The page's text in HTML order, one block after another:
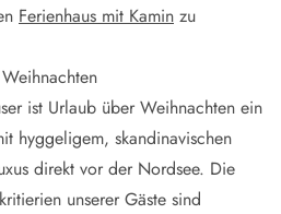
Ferienhaus mit Kamin zu
ist Urlaub über Weihnachten ein
hyggeligem, skandinavischen
direkt vor der Nordsee. Die
unserer Gäste sind